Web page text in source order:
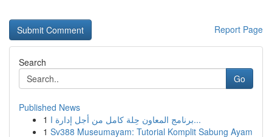
Report Page
Search
Go
Published News
1
برنامج المعاون حِلة كامل من أجل إدارة ا...
1 Sv388 Museumayam: Tutorial Komplit Sabung Ayam